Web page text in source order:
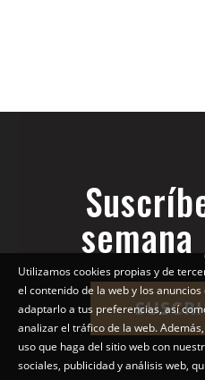
Utilizamos cookies propias y de
el contenido de la web y los
adaptarlo a tus preferencias, así
analizar el tráfico de la web.
uso que haga del sitio web con
sociales, publicidad y análisis web,